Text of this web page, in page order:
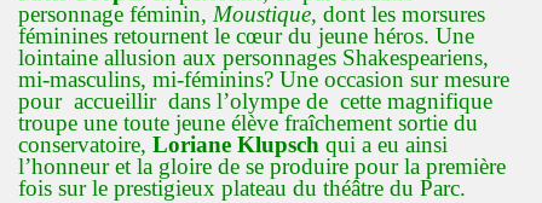
personnage féminin, Moustique, dont les morsures
féminines retournent le cœur du jeune héros. Une
lointaine allusion aux personnages Shakespeariens,
mi-masculins, mi-féminins? Une occasion sur mesure
pour accueillir dans l’olympe de cette magnifique
troupe une toute jeune élève fraîchement sortie du
conservatoire, Loriane Klupsch qui a eu ainsi
l’honneur et la gloire de se produire pour la première
fois sur le prestigieux plateau du théâtre du Parc.